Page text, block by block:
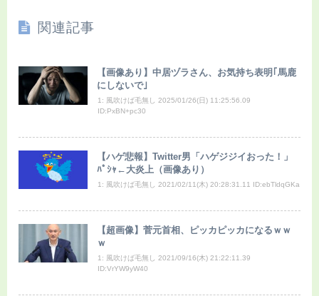
関連記事
【画像あり】中居ヅラさん、お気持ち表明｢馬鹿
にしないで｣
1: 風吹けば毛無し 2025/01/26(日) 11:25:56.09
ID:PxBN+pc30
【ハゲ悲報】Twitter男「ハゲジジイおった！」
ﾊﾟｼｬ←大炎上（画像あり）
1: 風吹けば毛無し 2021/02/11(木) 20:28:31.11 ID:ebTldqGKa
【超画像】菅元首相、ピッカピッカになるｗｗ
ｗ
1: 風吹けば毛無し 2021/09/16(木) 21:22:11.39
ID:VrYW9yW40